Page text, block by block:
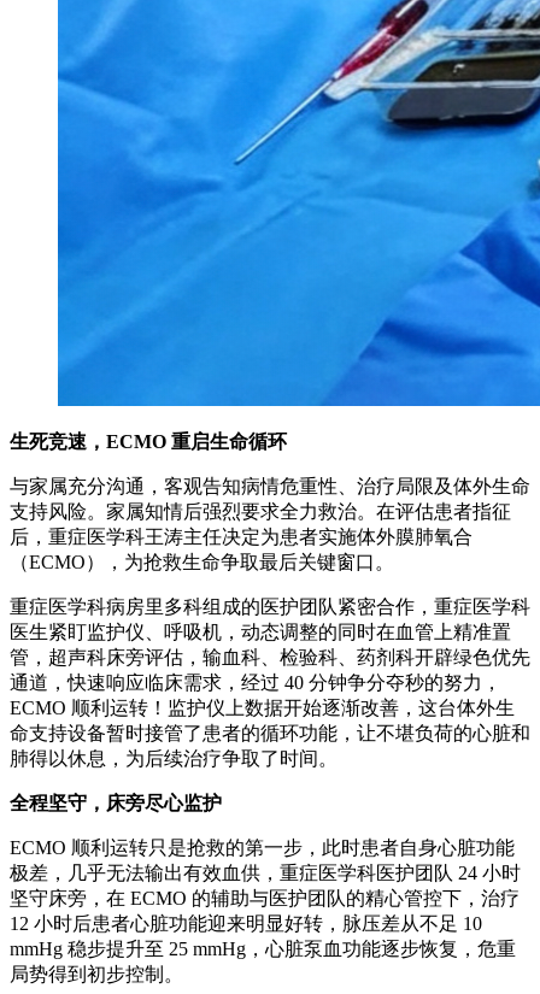
生死竞速，ECMO 重启生命循环
与家属充分沟通，客观告知病情危重性、治疗局限及体外生命
支持风险。家属知情后强烈要求全力救治。在评估患者指征
后，重症医学科王涛主任决定为患者实施体外膜肺氧合
（ECMO），为抢救生命争取最后关键窗口。
重症医学科病房里多科组成的医护团队紧密合作，重症医学科
医生紧盯监护仪、呼吸机，动态调整的同时在血管上精准置
管，超声科床旁评估，输血科、检验科、药剂科开辟绿色优先
通道，快速响应临床需求，经过 40 分钟争分夺秒的努力，
ECMO 顺利运转！监护仪上数据开始逐渐改善，这台体外生
命支持设备暂时接管了患者的循环功能，让不堪负荷的心脏和
肺得以休息，为后续治疗争取了时间。
全程坚守，床旁尽心监护
ECMO 顺利运转只是抢救的第一步，此时患者自身心脏功能
极差，几乎无法输出有效血供，重症医学科医护团队 24 小时
坚守床旁，在 ECMO 的辅助与医护团队的精心管控下，治疗
12 小时后患者心脏功能迎来明显好转，脉压差从不足 10
mmHg 稳步提升至 25 mmHg，心脏泵血功能逐步恢复，危重
局势得到初步控制。